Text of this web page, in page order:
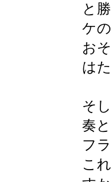
と
ケ
お
は
そ
奏
フ
こ